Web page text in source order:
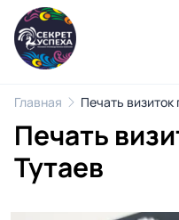
Главная Печать
Печать
Тутаев